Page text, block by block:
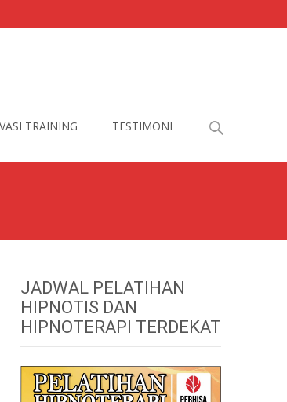
TRAINING TESTIMONI
Search
JADWAL PELATIHAN
HIPNOTIS DAN
HIPNOTERAPI TERDEKAT